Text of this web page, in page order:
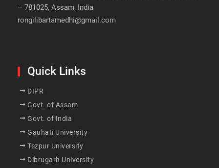
– 781025, Assam, India
rongilibartamedhi@gmail.com
Quick Links
DIPR
Govt. of Assam
Govt. of India
Gauhati University
Tezpur University
Dibrugarh University